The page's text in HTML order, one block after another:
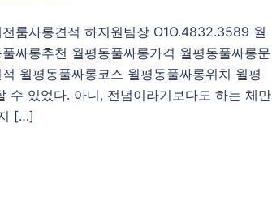
룸사롱견적 하지원팀장 O1O.4832.3589 월
싸롱추천 월평동풀싸롱가격 월평동풀싸롱문
월평동풀싸롱코스 월평동풀싸롱위치 월평
수 있었다. 아니, 전념이라기보다도 하는 체만
[…]